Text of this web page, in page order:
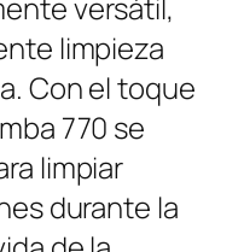
limpieza
Con el toque
770 se
limpiar
durante la